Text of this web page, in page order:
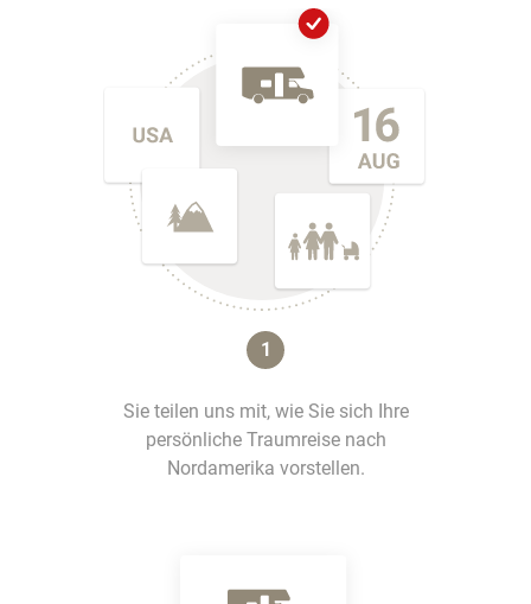
1
Sie teilen uns mit, wie Sie sich Ihre
persönliche Traumreise nach
Nordamerika vorstellen.